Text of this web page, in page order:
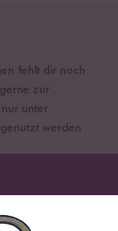
fehlt dir noch
zur
unter
werden